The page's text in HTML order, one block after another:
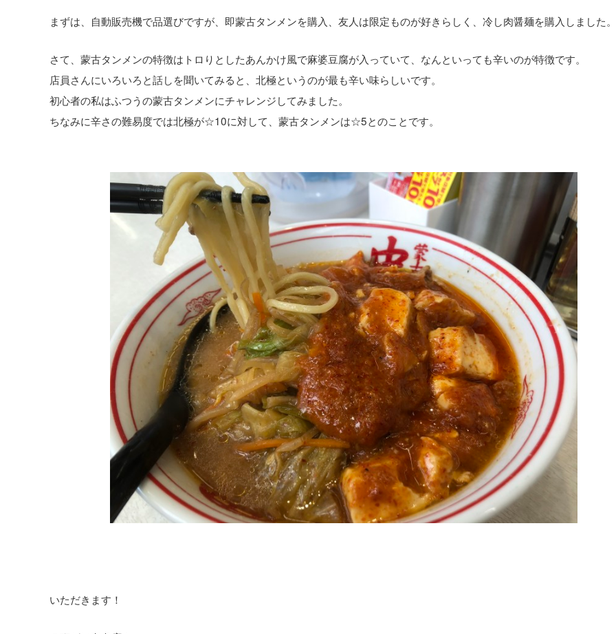
まずは、自動販売機で品選びですが、即蒙古タンメンを購入、友人は限定ものが好きらしく、冷し肉醤麺を購入しました。
さて、蒙古タンメンの特徴はトロりとしたあんかけ風で麻婆豆腐が入っていて、なんといっても辛いのが特徴です。
店員さんにいろいろと話しを聞いてみると、北極というのが最も辛い味らしいです。
初心者の私はふつうの蒙古タンメンにチャレンジしてみました。
ちなみに辛さの難易度では北極が☆10に対して、蒙古タンメンは☆5とのことです。
いただきます！